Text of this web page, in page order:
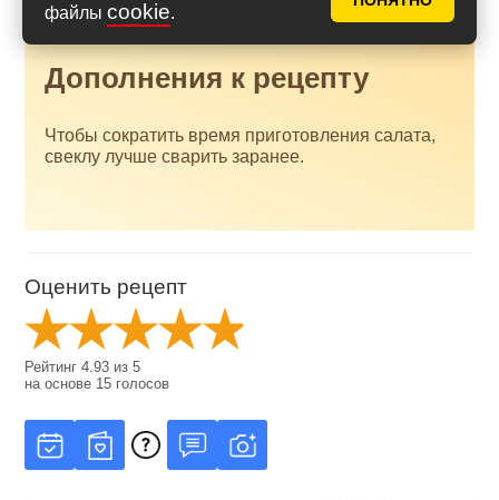
файлы cookie.
Дополнения к рецепту
Чтобы сократить время приготовления салата,
свеклу лучше сварить заранее.
Оценить рецепт
Рейтинг4.93 из5
на основе 15 голосов